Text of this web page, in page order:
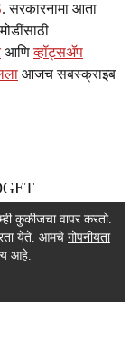
. सरकारनामा आता
आणिव्हॉट्सॲप
आजच सबस्क्राइब
कुकीजचा वापर करतो.
येते. आमचे गोपनीयता
आहे.